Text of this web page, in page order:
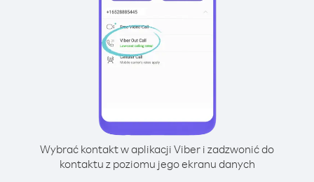
Wybrać kontakt w aplikacji Viber i zadzwonić do
kontaktu z poziomu jego ekranu danych